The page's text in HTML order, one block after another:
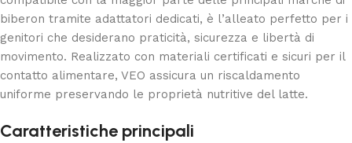
biberon tramite adattatori dedicati, è l’alleato perfetto per i
genitori che desiderano praticità, sicurezza e libertà di
movimento. Realizzato con materiali certificati e sicuri per il
contatto alimentare, VEO assicura un riscaldamento
uniforme preservando le proprietà nutritive del latte.
Caratteristiche principali